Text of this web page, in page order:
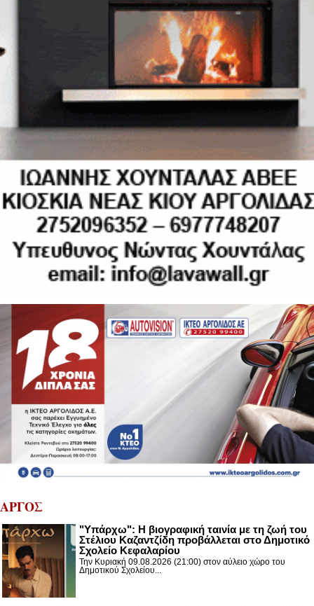
ΑΡΓΟΣ
"Υπάρχω": Η βιογραφική ταινία με τη ζωή του
Στέλιου Καζαντζίδη προβάλλεται στο Δημοτικό
Σχολείο Κεφαλαρίου
Την Κυριακή 09.08.2026 (21:00) στον αύλειο χώρο του
Δημοτικού Σχολείου...